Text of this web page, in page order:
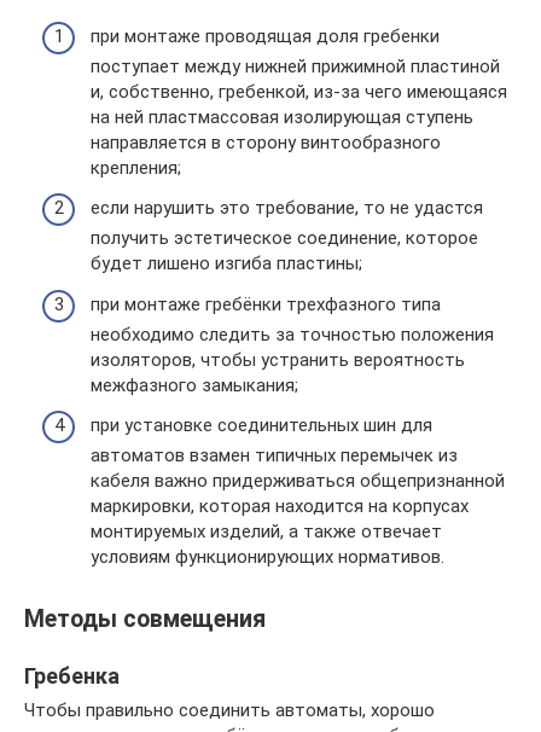
при монтаже проводящая доля гребенки
поступает между нижней прижимной пластиной
и, собственно, гребенкой, из-за чего имеющаяся
на ней пластмассовая изолирующая ступень
направляется в сторону винтообразного
крепления;
если нарушить это требование, то не удастся
получить эстетическое соединение, которое
будет лишено изгиба пластины;
при монтаже гребёнки трехфазного типа
необходимо следить за точностью положения
изоляторов, чтобы устранить вероятность
межфазного замыкания;
при установке соединительных шин для
автоматов взамен типичных перемычек из
кабеля важно придерживаться общепризнанной
маркировки, которая находится на корпусах
монтируемых изделий, а также отвечает
условиям функционирующих нормативов.
Методы совмещения
Гребенка
Чтобы правильно соединить автоматы, хорошо